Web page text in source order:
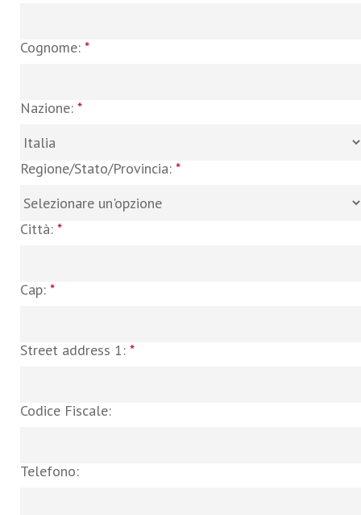
Cognome: *
Nazione: *
Regione/Stato/Provincia: *
Città: *
Cap: *
Street address 1: *
Codice Fiscale:
Telefono: